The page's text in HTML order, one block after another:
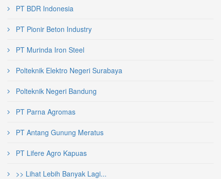
PT BDR Indonesia
PT Pionir Beton Industry
PT Murinda Iron Steel
Polteknik Elektro Negeri Surabaya
Polteknik Negeri Bandung
PT Parna Agromas
PT Antang Gunung Meratus
PT Lifere Agro Kapuas
>> Lihat Lebih Banyak Lagi...